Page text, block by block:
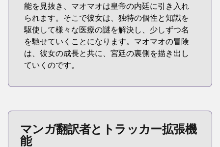
能を見抜き、マオマオは皇帝の内廷に引き入れ
られます。そこで彼女は、独特の個性と知識を
駆使して様々な医療の謎を解決し、少しずつ名
を馳せていくことになります。マオマオの冒険
は、彼女の成長と共に、宮廷の裏側を描き出し
ていくのです。
マンガ翻訳者とトラッカー拡張機
能